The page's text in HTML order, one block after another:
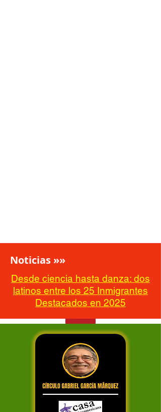
Noticias »»
Desde ciencia hasta danza: dos
latinos entre los 25 Inmigrantes
Destacados en 2025